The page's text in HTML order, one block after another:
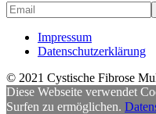
Impressum
Datenschutzerklärung
© 2021 Cystische Fibrose
Diese Webseite verwendet
Surfen zu ermöglichen.